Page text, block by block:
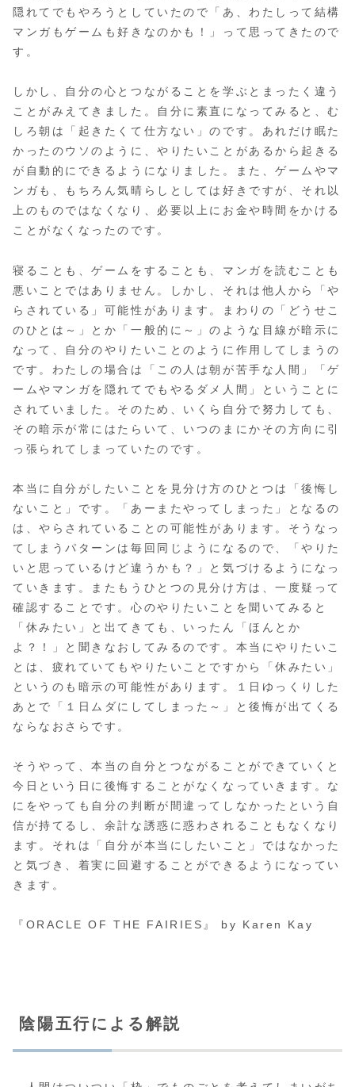
隠れてでもやろうとしていたので「あ、わたしって結構
マンガもゲームも好きなのかも！」って思ってきたので
す。
しかし、自分の心とつながることを学ぶとまったく違う
ことがみえてきました。自分に素直になってみると、む
しろ朝は「起きたくて仕方ない」のです。あれだけ眠た
かったのウソのように、やりたいことがあるから起きる
が自動的にできるようになりました。また、ゲームやマ
ンガも、もちろん気晴らしとしては好きですが、それ以
上のものではなくなり、必要以上にお金や時間をかける
ことがなくなったのです。
寝ることも、ゲームをすることも、マンガを読むことも
悪いことではありません。しかし、それは他人から「や
らされている」可能性があります。まわりの「どうせこ
のひとは～」とか「一般的に～」のような目線が暗示に
なって、自分のやりたいことのように作用してしまうの
です。わたしの場合は「この人は朝が苦手な人間」「ゲ
ームやマンガを隠れてでもやるダメ人間」ということに
されていました。そのため、いくら自分で努力しても、
その暗示が常にはたらいて、いつのまにかその方向に引
っ張られてしまっていたのです。
本当に自分がしたいことを見分け方のひとつは「後悔し
ないこと」です。「あーまたやってしまった」となるの
は、やらされていることの可能性があります。そうなっ
てしまうパターンは毎回同じようになるので、「やりた
いと思っているけど違うかも？」と気づけるようになっ
ていきます。またもうひとつの見分け方は、一度疑って
確認することです。心のやりたいことを聞いてみると
「休みたい」と出てきても、いったん「ほんとか
よ？！」と聞きなおしてみるのです。本当にやりたいこ
とは、疲れていてもやりたいことですから「休みたい」
というのも暗示の可能性があります。１日ゆっくりした
あとで「１日ムダにしてしまった～」と後悔が出てくる
ならなおさらです。
そうやって、本当の自分とつながることができていくと
今日という日に後悔することがなくなっていきます。な
にをやっても自分の判断が間違ってしなかったという自
信が持てるし、余計な誘惑に惑わされることもなくなり
ます。それは「自分が本当にしたいこと」ではなかった
と気づき、着実に回避することができるようになってい
きます。
『ORACLE OF THE FAIRIES』 by Karen Kay
陰陽五行による解説